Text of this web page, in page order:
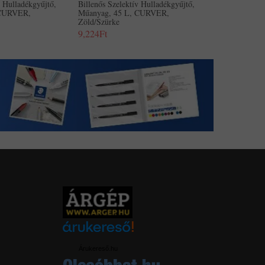
Billenős Szelektív Hulladékgyűjtő,
Műanyag, 45 L, CURVER,
Zöld/szürke
9,224Ft